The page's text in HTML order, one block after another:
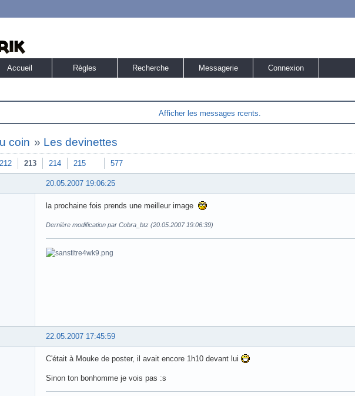
Accueil Règles Recherche Messagerie Connexion
Afficher les messages rcents.
coin » Les devinettes
212 213 214 215 577
20.05.2007 19:06:25
la prochaine fois prends une meilleur image
Dernière modification par Cobra_btz (20.05.2007 19:06:39)
22.05.2007 17:45:59
C'était à Mouke de poster, il avait encore 1h10 devant lui
Sinon ton bonhomme je vois pas :s